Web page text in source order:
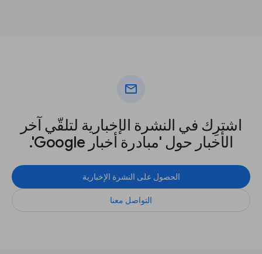
mail
اشترِك في النشرة الإخبارية لتلقّي آخر
الأخبار حول 'مبادرة أخبار Google'.
الحصول على النشرة الإخبارية
التواصل معنا